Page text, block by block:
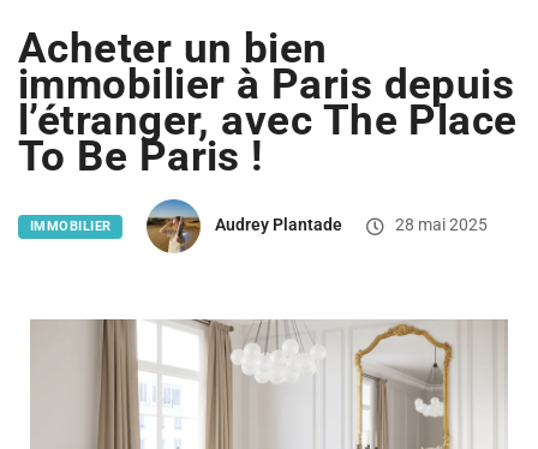
Acheter un bien
immobilier à Paris depuis
l’étranger, avec The Place
To Be Paris !
IMMOBILIER Audrey Plantade 28 mai 2025